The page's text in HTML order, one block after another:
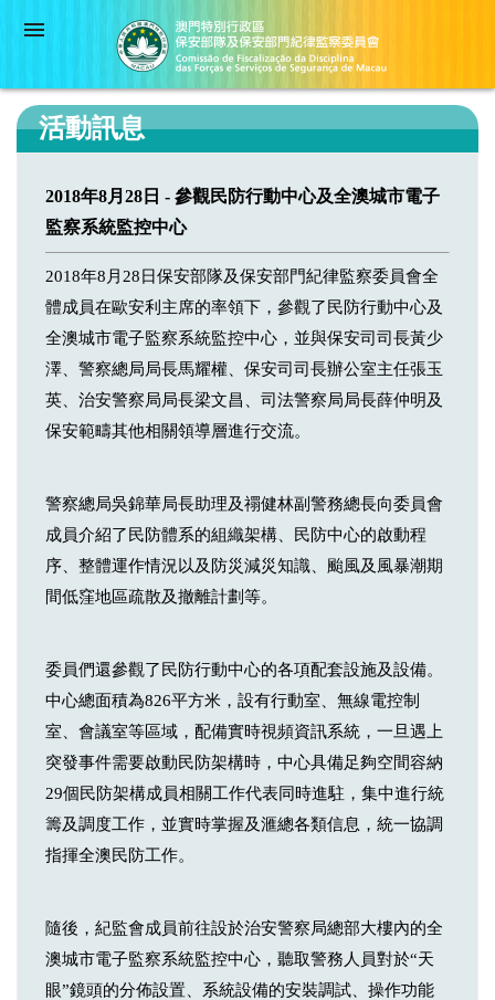
活動訊息
2018年8月28日 - 參觀民防行動中心及全澳城市電子
監察系統監控中心
2018年8月28日保安部隊及保安部門紀律監察委員會全
體成員在歐安利主席的率領下，參觀了民防行動中心及
全澳城市電子監察系統監控中心，並與保安司司長黃少
澤、警察總局局長馬耀權、保安司司長辦公室主任張玉
英、治安警察局局長梁文昌、司法警察局局長薛仲明及
保安範疇其他相關領導層進行交流。
警察總局吳錦華局長助理及禤健林副警務總長向委員會
成員介紹了民防體系的組織架構、民防中心的啟動程
序、整體運作情況以及防災減災知識、颱風及風暴潮期
間低窪地區疏散及撤離計劃等。
委員們還參觀了民防行動中心的各項配套設施及設備。
中心總面積為826平方米，設有行動室、無線電控制
室、會議室等區域，配備實時視頻資訊系統，一旦遇上
突發事件需要啟動民防架構時，中心具備足夠空間容納
29個民防架構成員相關工作代表同時進駐，集中進行統
籌及調度工作，並實時掌握及滙總各類信息，統一協調
指揮全澳民防工作。
隨後，紀監會成員前往設於治安警察局總部大樓內的全
澳城市電子監察系統監控中心，聽取警務人員對於“天
眼”鏡頭的分佈設置、系統設備的安裝調試、操作功能